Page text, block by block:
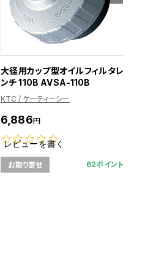
大径用カップ型オイルフィルタレ
ンチ 110B AVSA-110B
KTC / ケーティーシー
6,886円
レビューを書く
お取り寄せ 62ポイント